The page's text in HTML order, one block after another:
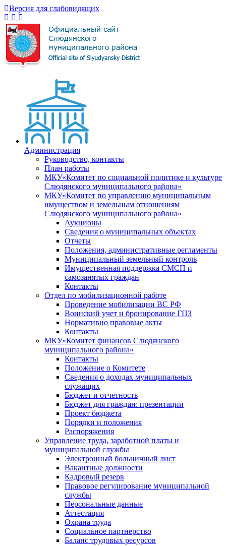
Версия для слабовидящих
Администрация
Руководство, контакты
План работы
МКУ«Комитет по социальной политике и культуре
Слюдянского муниципального района»
МКУ«Комитет по управлению муниципальным
имуществом и земельным отношениям
Слюдянского муниципального района»
Аукционы
Сведения о муниципальных объектах
Отчеты
Положения, административные регламенты
Муниципальный земельный контроль
Имущественная поддержка СМСП и
самозанятых граждан
Контакты
Отдел по мобилизационной работе
Проведение мобилизации ВС РФ
Воинский учет и бронирование ГПЗ
Нормативно правовые акты
Контакты
МКУ«Комитет финансов Слюдянского
муниципального района»
Контакты
Положение о Комитете
Сведения о доходах муниципальных
служащих
Бюджет и отчетность
Бюджет для граждан: презентации
Проект бюджета
Порядки и положения
Распоряжения
Управление труда, заработной платы и
муниципальной службы
Электронный больничный лист
Вакантные должности
Кадровый резерв
Правовое регулирование муниципальной
службы
Персональные данные
Аттестация
Охрана труда
Социальное партнерство
Баланс трудовых ресурсов